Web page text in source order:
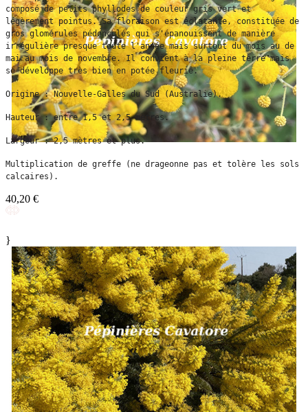
composé de petits phyllodes de couleur gris vert et
légèrement pointus. Sa floraison est éclatante, constituée de
gros glomérules pédonculés qui s'épanouissent de manière
irrégulière presque toute l'année mais surtout du mois au de
mai au mois de novembre. Il convient à la pleine terre mais
se développe très bien en potée fleurie.
Origine : Nouvelle-Galles du Sud (Australie).
Hauteur : entre 1,5 et 2,5 mètres.
Largeur : 2,5 mètres et plus.
Multiplication de greffe (ne drageonne pas et tolère les sols
calcaires).
40,20 €
}